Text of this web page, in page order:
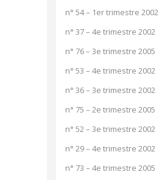
n° 54 – 1er trimestre 2002
n° 37 – 4e trimestre 2002
n° 76 – 3e trimestre 2005
n° 53 – 4e trimestre 2002
n° 36 – 3e trimestre 2002
n° 75 – 2e trimestre 2005
n° 52 – 3e trimestre 2002
n° 29 – 4e trimestre 2002
n° 73 – 4e trimestre 2005